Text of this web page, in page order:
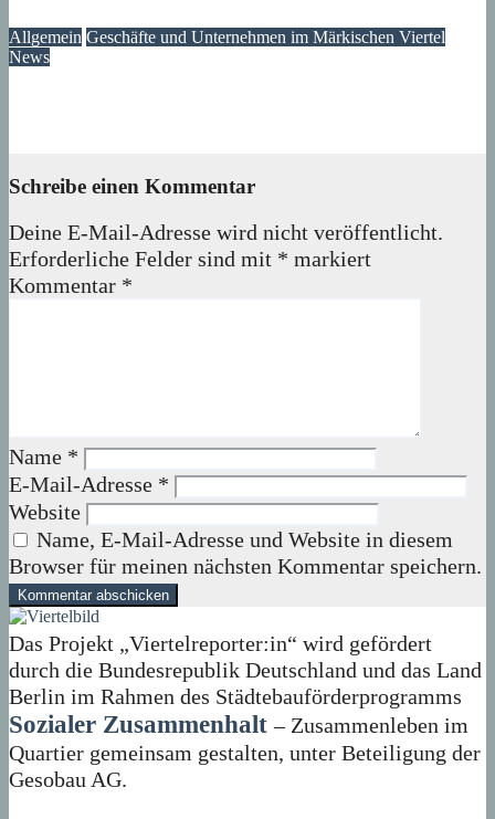
Allgemein Geschäfte und Unternehmen im Märkischen Viertel
News
Schreibe einen Kommentar
Deine E-Mail-Adresse wird nicht veröffentlicht.
Erforderliche Felder sind mit * markiert
Kommentar *
Name *
E-Mail-Adresse *
Website
Name, E-Mail-Adresse und Website in diesem
Browser für meinen nächsten Kommentar speichern.
Das Projekt „Viertelreporter:in“ wird gefördert
durch die Bundesrepublik Deutschland und das Land
Berlin im Rahmen des Städtebauförderprogramms
Sozialer Zusammenhalt – Zusammenleben im
Quartier gemeinsam gestalten, unter Beteiligung der
Gesobau AG.